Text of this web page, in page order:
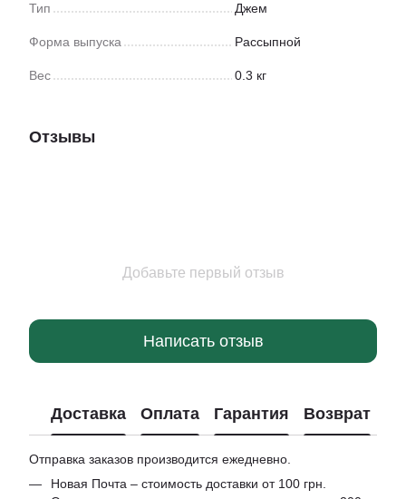
Тип Джем
Форма выпуска Рассыпной
Вес 0.3 кг
Отзывы
Добавьте первый отзыв
Написать отзыв
Доставка Оплата Гарантия Возврат
Отправка заказов производится ежедневно.
Новая Почта – стоимость доставки от 100 грн.